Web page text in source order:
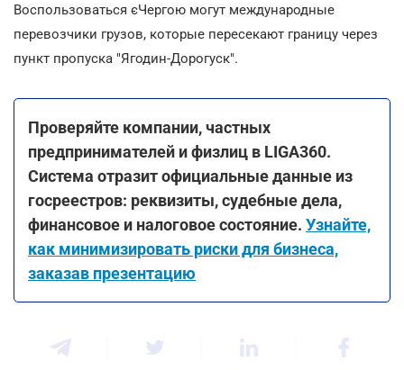
Воспользоваться єЧергою могут международные
перевозчики грузов, которые пересекают границу через
пункт пропуска "Ягодин-Дорогуск".
Проверяйте компании, частных
предпринимателей и физлиц в LIGA360.
Система отразит официальные данные из
госреестров: реквизиты, судебные дела,
финансовое и налоговое состояние. Узнайте,
как минимизировать риски для бизнеса,
заказав презентацию